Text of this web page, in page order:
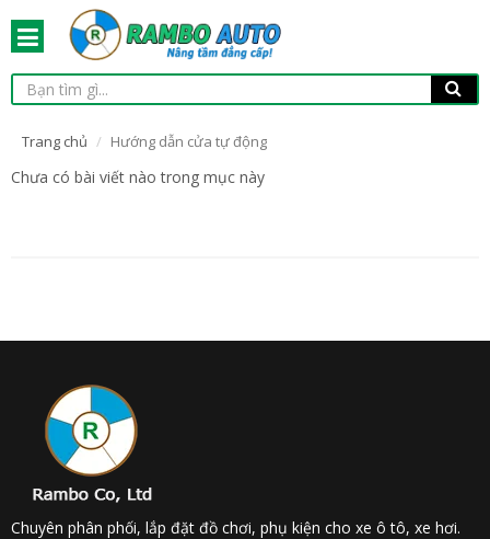
Trang chủ Hướng dẫn cửa tự động
Chưa có bài viết nào trong mục này
Chuyên phân phối, lắp đặt đồ chơi, phụ kiện cho xe ô tô, xe hơi.